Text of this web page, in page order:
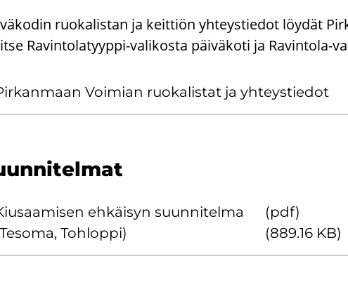
ruokalistan ja keittiön yhteystiedot löydät
Ravintolatyyppi-valikosta päiväkoti ja Ravintola-
Voi­mian ruo­ka­lis­tat ja yh­teys­tie­dot
eh­käi­syn suun­ni­tel­ma
Toh­lop­pi)
(pdf)
(889.16 KB)